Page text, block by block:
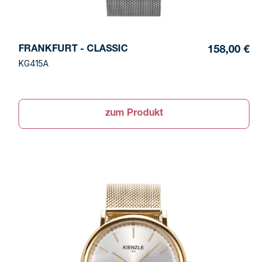
FRANKFURT - CLASSIC
KG415A
158,00 €
zum Produkt